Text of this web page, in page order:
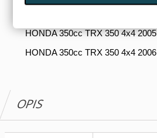
HONDA 350cc TRX 350 4x4 2005
HONDA 350cc TRX 350 4x4 2006
OPIS